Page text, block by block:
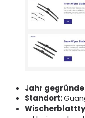
Jahr
Standort: